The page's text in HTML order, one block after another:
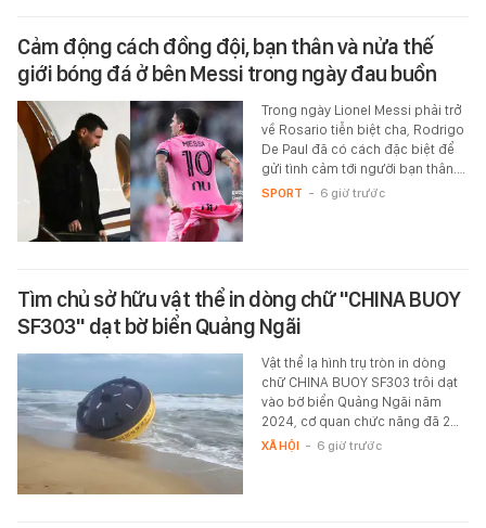
Cảm động cách đồng đội, bạn thân và nửa thế
giới bóng đá ở bên Messi trong ngày đau buồn
Trong ngày Lionel Messi phải trở
về Rosario tiễn biệt cha, Rodrigo
De Paul đã có cách đặc biệt để
gửi tình cảm tới người bạn thân.…
SPORT - 6 giờ trước
Tìm chủ sở hữu vật thể in dòng chữ "CHINA BUOY
SF303" dạt bờ biển Quảng Ngãi
Vật thể lạ hình trụ tròn in dòng
chữ CHINA BUOY SF303 trôi dạt
vào bờ biển Quảng Ngãi năm
2024, cơ quan chức năng đã 2…
XÃ HỘI - 6 giờ trước